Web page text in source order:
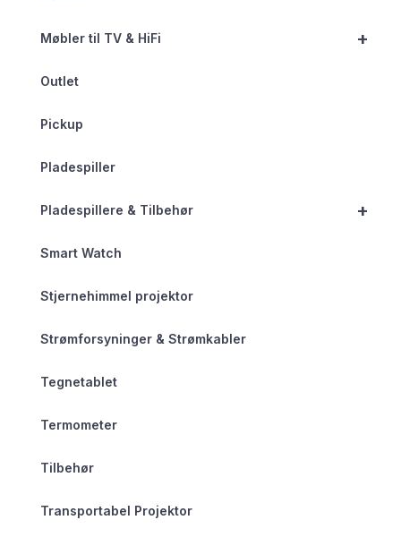
+
Møbler til TV & HiFi
Outlet
Pickup
Pladespiller
+
Pladespillere & Tilbehør
Smart Watch
Stjernehimmel projektor
Strømforsyninger & Strømkabler
Tegnetablet
Termometer
Tilbehør
Transportabel Projektor